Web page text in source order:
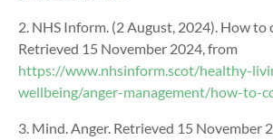
2. NHS Inform. (2 August, 2024). How to
Retrieved 15 November 2024, from
https://www.nhsinform.scot/healthy-
wellbeing/anger-management/how-to-
3. Mind. Anger. Retrieved 15 November